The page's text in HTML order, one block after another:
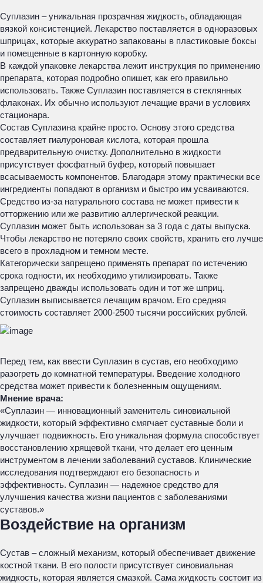
Суплазин – уникальная прозрачная жидкость, обладающая
вязкой консистенцией. Лекарство поставляется в одноразовых
шприцах, которые аккуратно запакованы в пластиковые боксы
и помещенные в картонную коробку.
В каждой упаковке лекарства лежит инструкция по применению
препарата, которая подробно опишет, как его правильно
использовать. Также Суплазин поставляется в стеклянных
флаконах. Их обычно используют лечащие врачи в условиях
стационара.
Состав Суплазина крайне просто. Основу этого средства
составляет гиалуроновая кислота, которая прошла
предварительную очистку. Дополнительно в жидкости
присутствует фосфатный буфер, который повышает
всасываемость компонентов. Благодаря этому практически все
ингредиенты попадают в организм и быстро им усваиваются.
Средство из-за натурального состава не может привести к
отторжению или же развитию аллергической реакции.
Суплазин может быть использован за 3 года с даты выпуска.
Чтобы лекарство не потеряло своих свойств, хранить его лучше
всего в прохладном и темном месте.
Категорически запрещено применять препарат по истечению
срока годности, их необходимо утилизировать. Также
запрещено дважды использовать один и тот же шприц.
Суплазин выписывается лечащим врачом. Его средняя
стоимость составляет 2000-2500 тысячи российских рублей.
Перед тем, как ввести Суплазин в сустав, его необходимо
разогреть до комнатной температуры. Введение холодного
средства может привести к болезненным ощущениям.
Мнение врача:
«Суплазин — инновационный заменитель синовиальной
жидкости, который эффективно смягчает суставные боли и
улучшает подвижность. Его уникальная формула способствует
восстановлению хрящевой ткани, что делает его ценным
инструментом в лечении заболеваний суставов. Клинические
исследования подтверждают его безопасность и
эффективность. Суплазин — надежное средство для
улучшения качества жизни пациентов с заболеваниями
суставов.»
Воздействие на организм
Сустав – сложный механизм, который обеспечивает движение
костной ткани. В его полости присутствует синовиальная
жидкость, которая является смазкой. Сама жидкость состоит из